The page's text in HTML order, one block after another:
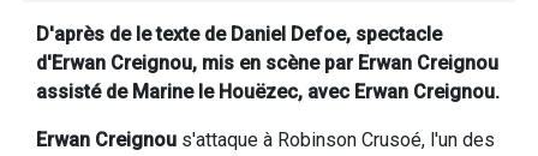
D'après de le texte de Daniel Defoe, spectacle
d'Erwan Creignou, mis en scène par Erwan Creignou
assisté de Marine le Houëzec, avec Erwan Creignou.
Erwan Creignou s'attaque à Robinson Crusoé, l'un des